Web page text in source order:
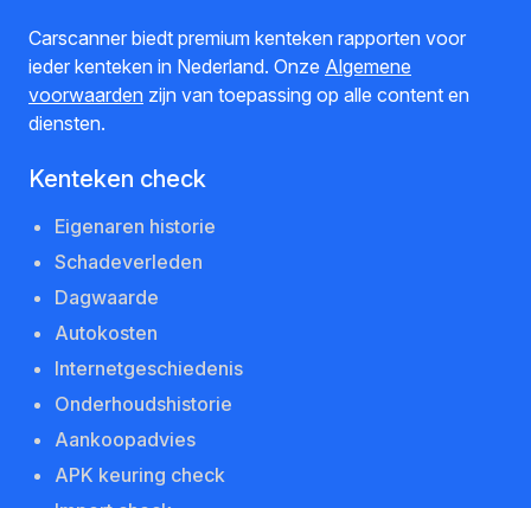
Carscanner biedt premium kenteken rapporten voor
ieder kenteken in Nederland. Onze Algemene
voorwaarden zijn van toepassing op alle content en
diensten.
Kenteken check
Eigenaren historie
Schadeverleden
Dagwaarde
Autokosten
Internetgeschiedenis
Onderhoudshistorie
Aankoopadvies
APK keuring check